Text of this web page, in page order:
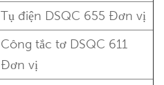
Tụ điện DSQC 655 Đơn vị
Công tắc tơ DSQC 611
Đơn vị